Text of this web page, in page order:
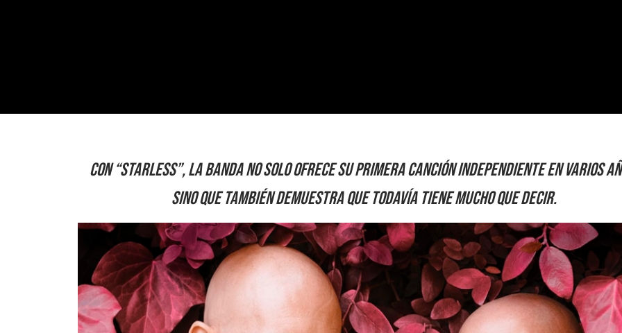
Con “Starless”, la banda no solo ofrece su primera canción independiente en varios
sino que también demuestra que todavía tiene mucho que decir.